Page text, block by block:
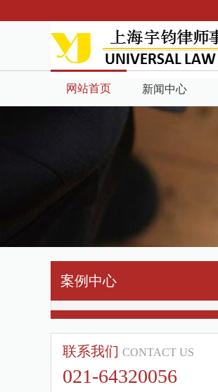
网站首页 新闻中心
案例中心
联系我们 CONTACT US
021-64320056